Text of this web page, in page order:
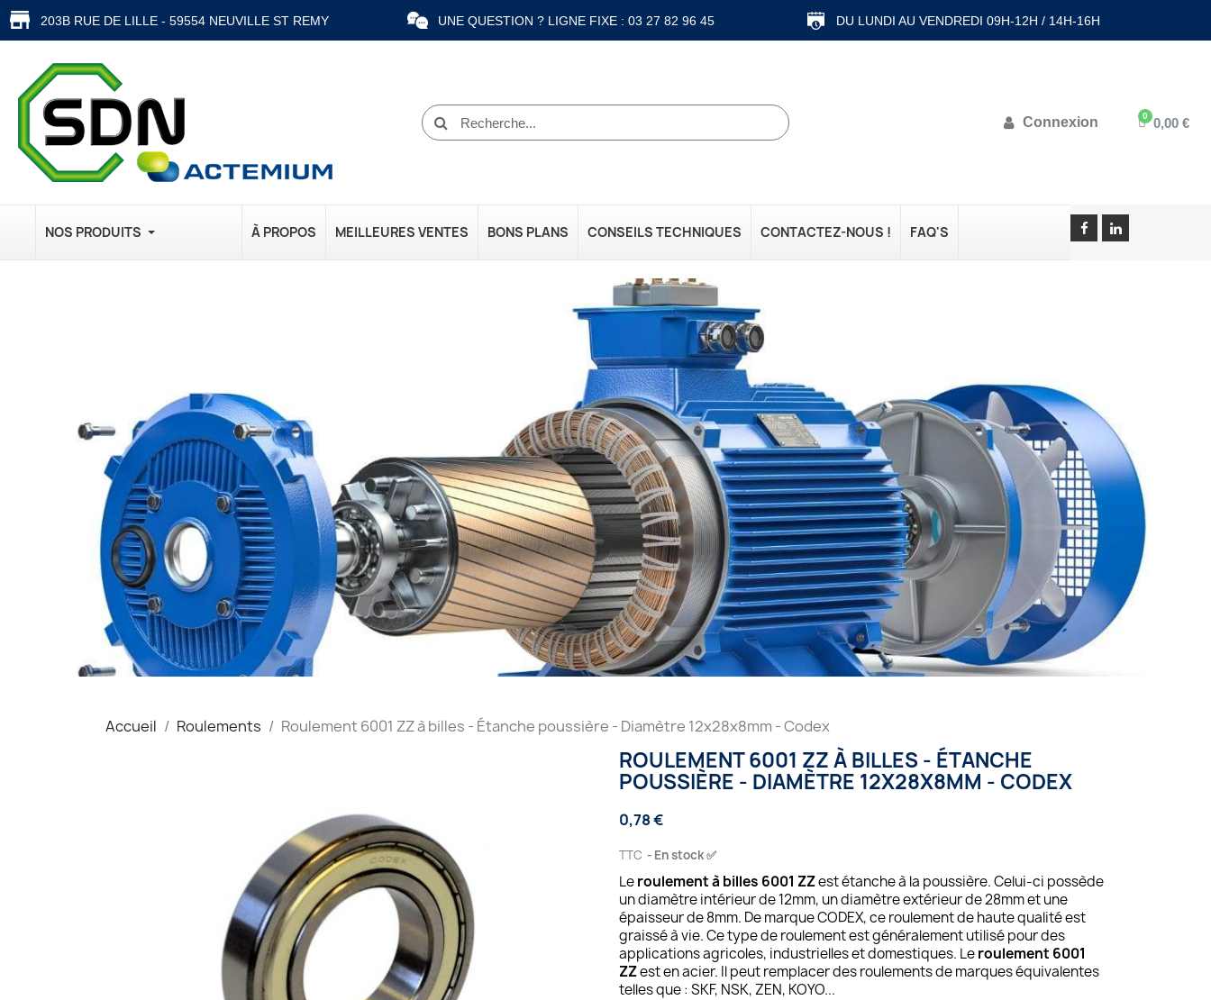
203B RUE DE LILLE - 59554 NEUVILLE ST REMY UNE QUESTION ? LIGNE FIXE : 03 27 82 96 45 DU LUNDI AU VENDREDI 09H-12H / 14H-16H
Connexion 0,00 €
NOS PRODUITS À PROPOS MEILLEURES VENTES BONS PLANS CONSEILS TECHNIQUES CONTACTEZ-NOUS ! FAQ'S
Accueil Roulements Roulement 6001 ZZ à billes - Étanche poussière - Diamètre 12x28x8mm - Codex
ROULEMENT 6001 ZZ À BILLES - ÉTANCHE
POUSSIÈRE - DIAMÈTRE 12X28X8MM - CODEX
0,78 €
TTC En stock ✅
Leroulement à billes 6001 ZZest étanche à la poussière. Celui-ci possède
un diamètre intérieur de 12mm, un diamètre extérieur de 28mm et une
épaisseur de 8mm. De marque CODEX, ce roulement de haute qualité est
graissé à vie. Ce type de roulement est généralement utilisé pour des
applications agricoles, industrielles et domestiques. Leroulement 6001
ZZest en acier. Il peut remplacer des roulements de marques équivalentes
telles que : SKF, NSK, ZEN, KOYO...